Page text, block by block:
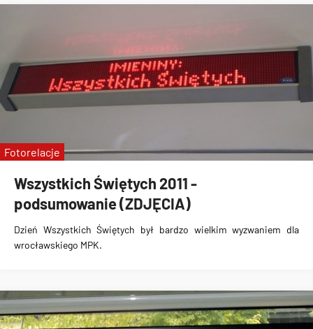
Wszystkich Świętych 2011 -
podsumowanie (ZDJĘCIA)
Dzień Wszystkich Świętych był bardzo wielkim wyzwaniem dla
wrocławskiego MPK.
Fotorelacje